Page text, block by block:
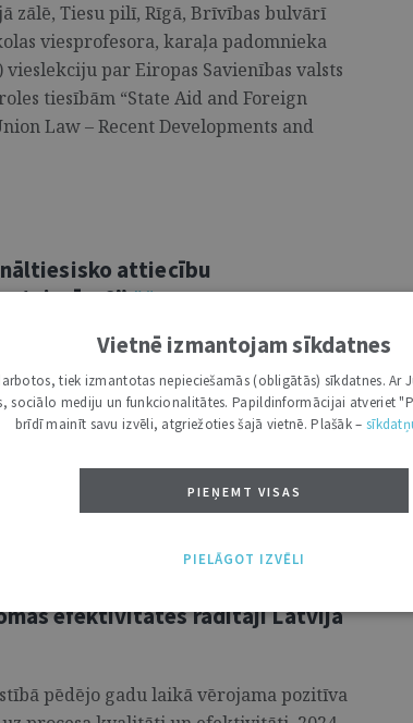
zālē, Tiesu pilī, Rīgā, Brīvības bulvārī
viesprofesora, karaļa padomnieka
par Eiropas Savienības valsts
tiesībām “State Aid and Foreign
Law – Recent Developments and
attiecību
taisnīga?”
20 gadus un Latvijas Republikas
Vārds” un prokuratūra aicina
līdzi ekspertu diskusijai “Ārpustiesas
– vai efektīva un taisnīga?”.
eksperte prof. Dr. iur. Kristīne
efektivitātes rādītāji Latvijā
pēdējo gadu laikā vērojama pozitīva
Vietnē izmantojam sīkdatnes
tiek izmantotas nepieciešamās (obligātās) sīkdatnes. Ar
sociālo mediju un funkcionalitātes. Papildinformācijai atveriet
brīdī mainīt savu izvēli, atgriežoties šajā vietnē. Plašāk –
PIEŅEMT VISAS
PIELĀGOT IZVĒLI